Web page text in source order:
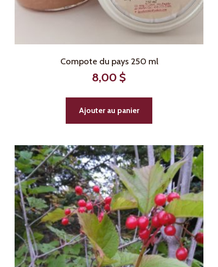
Compote du pays 250 ml
8,00 $
Ajouter au panier